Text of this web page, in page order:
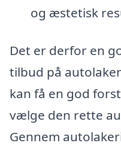
og æstetisk
Det er derfor en
tilbud på
kan få en god
vælge den rette
Gennem